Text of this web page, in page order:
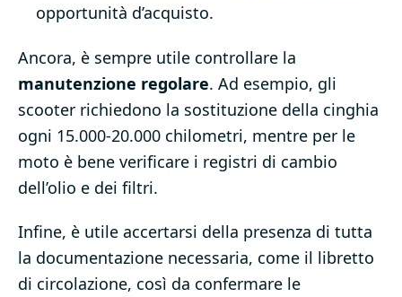
opportunità d’acquisto.
Ancora, è sempre utile controllare la
manutenzione regolare. Ad esempio, gli
scooter richiedono la sostituzione della cinghia
ogni 15.000-20.000 chilometri, mentre per le
moto è bene verificare i registri di cambio
dell’olio e dei filtri.
Infine, è utile accertarsi della presenza di tutta
la documentazione necessaria, come il libretto
di circolazione, così da confermare le